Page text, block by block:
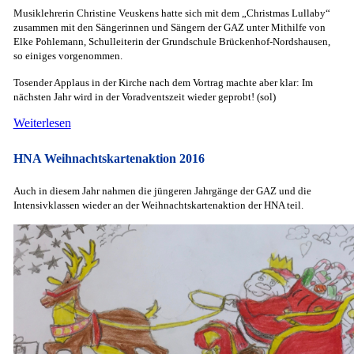
Musiklehrerin Christine Veuskens hatte sich mit dem „Christmas Lullaby“
zusammen mit den Sängerinnen und Sängern der GAZ unter Mithilfe von
Elke Pohlemann, Schulleiterin der Grundschule Brückenhof-Nordshausen,
so einiges vorgenommen.
Tosender Applaus in der Kirche nach dem Vortrag machte aber klar: Im
nächsten Jahr wird in der Voradventszeit wieder geprobt! (sol)
Weiterlesen
HNA Weihnachtskartenaktion 2016
Auch in diesem Jahr nahmen die jüngeren Jahrgänge der GAZ und die
Intensivklassen wieder an der Weihnachtskartenaktion der HNA teil.